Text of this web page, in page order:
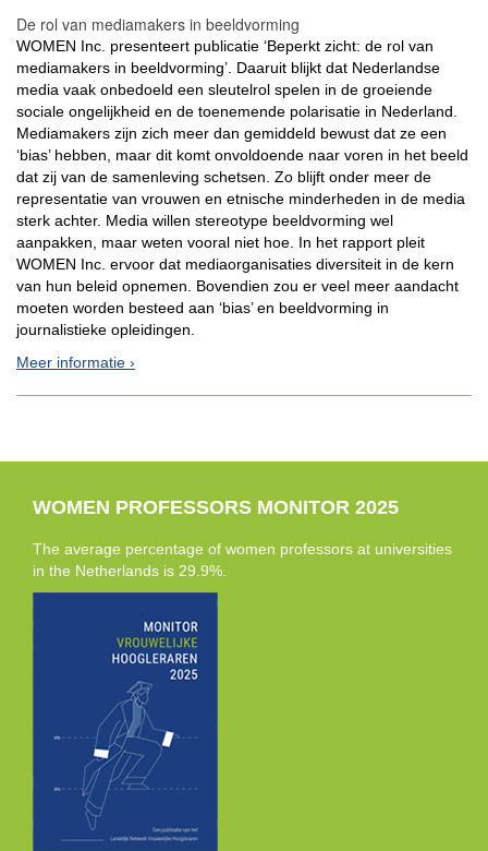
De rol van mediamakers in beeldvorming
WOMEN Inc. presenteert publicatie ‘Beperkt zicht: de rol van
mediamakers in beeldvorming’. Daaruit blijkt dat Nederlandse
media vaak onbedoeld een sleutelrol spelen in de groeiende
sociale ongelijkheid en de toenemende polarisatie in Nederland.
Mediamakers zijn zich meer dan gemiddeld bewust dat ze een
‘bias’ hebben, maar dit komt onvoldoende naar voren in het beeld
dat zij van de samenleving schetsen. Zo blijft onder meer de
representatie van vrouwen en etnische minderheden in de media
sterk achter. Media willen stereotype beeldvorming wel
aanpakken, maar weten vooral niet hoe. In het rapport pleit
WOMEN Inc. ervoor dat mediaorganisaties diversiteit in de kern
van hun beleid opnemen. Bovendien zou er veel meer aandacht
moeten worden besteed aan ‘bias’ en beeldvorming in
journalistieke opleidingen.
Meer informatie
WOMEN PROFESSORS MONITOR 2025
The average percentage of women professors at universities
in the Netherlands is 29.9%.